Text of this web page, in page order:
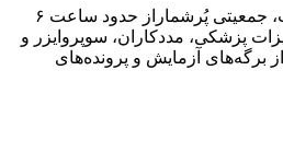
نانوایی متفاوت با مشتری‌های خاصش کمی بعد از ورودی پارکینگ اصلیِ بیمارستانی معروف که پای بلندترین برج کشور بنا شده به چشم می‌آید. دراندردشت و شلوغ. اغلب، جمعیتی پُرشماراز حدود ساعت ۶
پزشکی، مددکاران، سوپروایزر و
برگه‌های آزمایش و پرونده‌های